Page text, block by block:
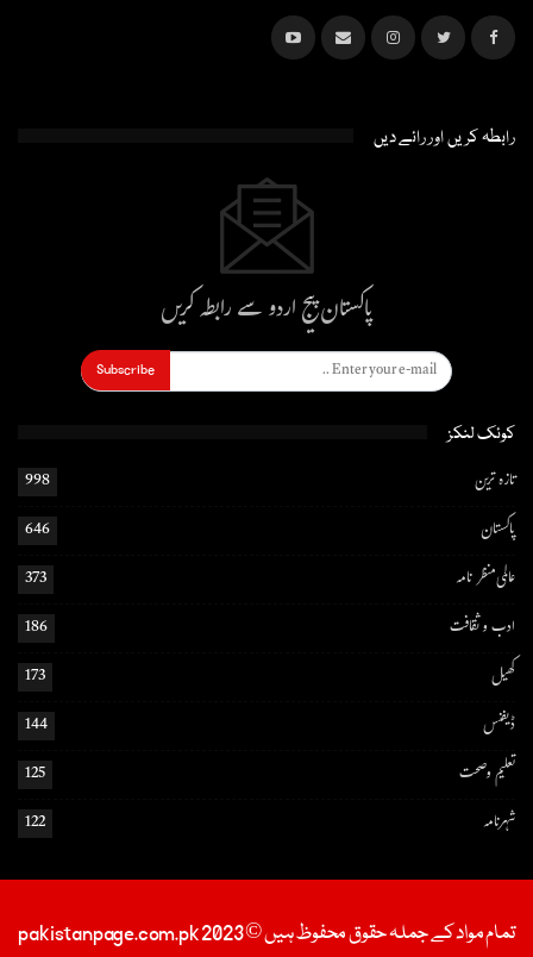
رابطہ کریں اور رائے دیں
پاکستان پیج اردو سے رابطہ کریں
Subscribe
کوئک لنکز
تازہ ترین
998
پاکستان
646
عالمی منظر نامہ
373
ادب و ثقافت
186
کھیل
173
ڈیفنس
144
تعلیم و صحت
125
شہرنامہ
122
تمام مواد کے جملہ حقوق محفوظ ہیں © 2023 pakistanpage.com.pk